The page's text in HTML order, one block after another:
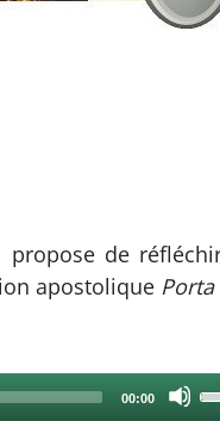
de
apostolique
Audio
Total
00:00